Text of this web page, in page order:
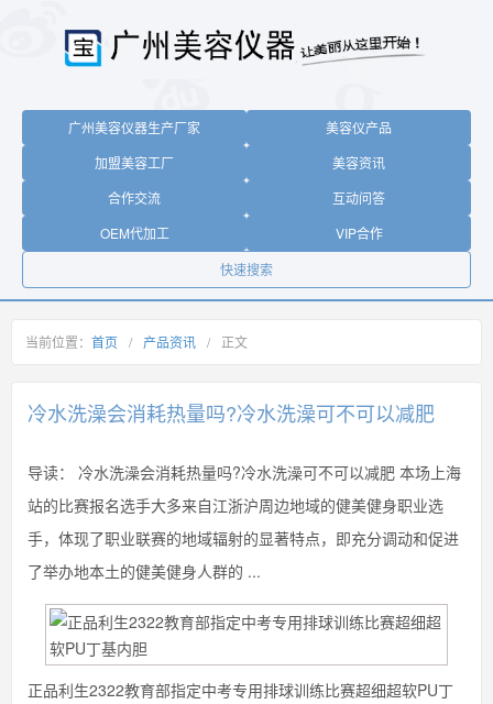
广州美容仪器生产厂家
美容仪产品
加盟美容工厂
美容资讯
合作交流
互动问答
OEM代加工
VIP合作
快速搜索
当前位置： 首页 / 产品资讯 / 正文
冷水洗澡会消耗热量吗?冷水洗澡可不可以减肥
导读：
冷水洗澡会消耗热量吗?冷水洗澡可不可以减肥 本场上海
站的比赛报名选手大多来自江浙沪周边地域的健美健身职业选
手，体现了职业联赛的地域辐射的显著特点，即充分调动和促进
了举办地本土的健美健身人群的 ...
正品利生2322教育部指定中考专用排球训练比赛超细超软PU丁